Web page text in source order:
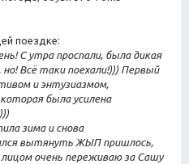
поездке:
С утра проспали, была дикая
но! Всё таки поехали!))) Первый
и энтузиазмом,
была усилена
зима и снова
вытянуть ЖЫП пришлось,
очень переживаю за Сашу